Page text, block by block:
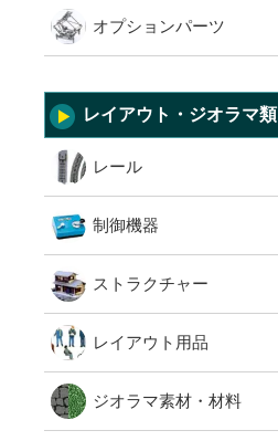
オプションパーツ
レイアウト・ジオラマ類
レール
制御機器
ストラクチャー
レイアウト用品
ジオラマ素材・材料